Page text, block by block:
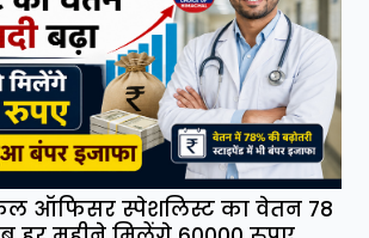
ऑफिसर स्पेशलिस्ट का वेतन 78